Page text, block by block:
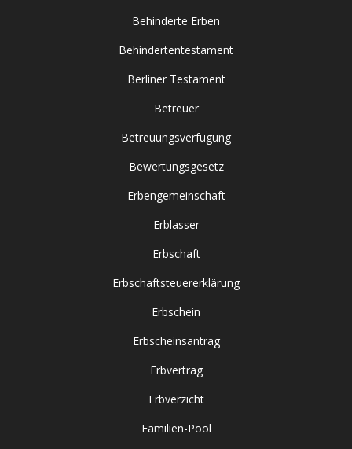
Behinderte Erben
Behindertentestament
Berliner Testament
Betreuer
Betreuungsverfügung
Bewertungsgesetz
Erbengemeinschaft
Erblasser
Erbschaft
Erbschaftsteuererklärung
Erbschein
Erbscheinsantrag
Erbvertrag
Erbverzicht
Familien-Pool